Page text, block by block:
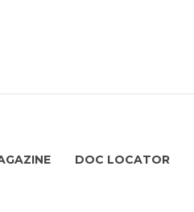
DOC LOCATOR